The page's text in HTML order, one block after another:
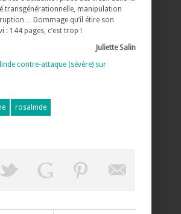
transgénérationnelle, manipulation
Dommage qu’il étire son
: 144 pages, c’est trop !
Juliette Salin
contre-attaque (sévère) sur
rosalinde